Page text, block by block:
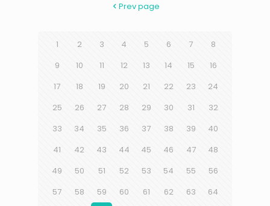
Prev page
1 2 3 4 5 6 7
8
9
10 11 12 13 14 15
16
17
18 19 20 21 22 23
24
25
26 27 28 29 30 31
32
33
34 35 36 37 38 39
40
41
42 43 44 45 46 47
48
49
50 51 52 53 54 55
56
57
58 59 60 61 62 63
64